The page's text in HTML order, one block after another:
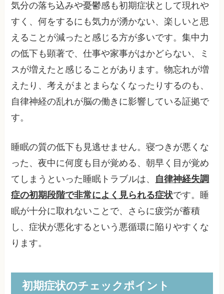
気分の落ち込みや憂鬱感も初期症状として現れや
すく、何をするにも気力が湧かない、楽しいと思
えることが減ったと感じる方が多いです。集中力
の低下も顕著で、仕事や家事がはかどらない、ミ
スが増えたと感じることがあります。物忘れが増
えたり、考えがまとまらなくなったりするのも、
自律神経の乱れが脳の働きに影響している証拠で
す。
睡眠の質の低下も見逃せません。寝つきが悪くな
った、夜中に何度も目が覚める、朝早く目が覚め
てしまうといった睡眠トラブルは、 自律神経失調
症の初期段階で非常によく見られる症状です。睡
眠が十分に取れないことで、さらに疲労が蓄積
し、症状が悪化するという悪循環に陥りやすくな
ります。
初期症状のチェックポイント